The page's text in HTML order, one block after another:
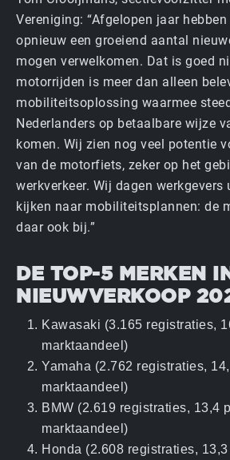
Vereniging: “Afgelopen jaar
opnieuw een groeiend aantal
mogen verwelkomen. Dat is goed
motorrijden is meer dan alleen
mobiliteits­oplossing waarmee
Nederlanders op betaalbare wijze
komen. Wij zien nog veel potentie
van de motorfiets, zeker op het
werkverkeer. Wij dagen werkgevers
kijken naar mobiliteits­plannen: de
daar ook bij.”
DE TOP-5 MERKEN
NIEUWVERKOOP
Kawasaki (3.165 registraties,
marktaandeel)
Yamaha (2.762 registraties,
marktaandeel)
BMW (2.619 registraties, 13,4
marktaandeel)
Honda (2.608 registraties,